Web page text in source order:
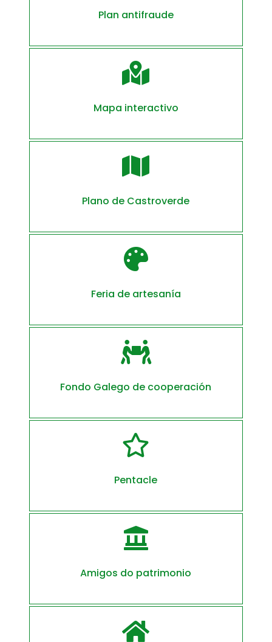
Plan antifraude

Mapa interactivo

Plano de Castroverde

Feria de artesanía

Fondo Galego de cooperación

Pentacle

Amigos do patrimonio
